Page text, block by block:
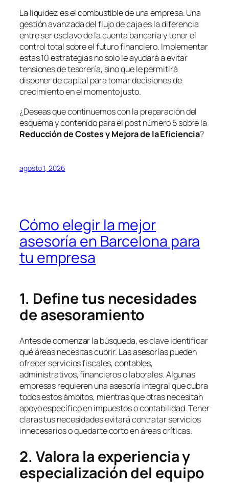
La liquidez es el combustible de una empresa. Una
gestión avanzada del flujo de caja es la diferencia
entre ser esclavo de la cuenta bancaria y tener el
control total sobre el futuro financiero. Implementar
estas 10 estrategias no solo le ayudará a evitar
tensiones de tesorería, sino que le permitirá
disponer de capital para tomar decisiones de
crecimiento en el momento justo.
¿Deseas que continuemos con la preparación del
esquema y contenido para el post número 5 sobre la
Reducción de Costes y Mejora de la Eficiencia?
agosto 1, 2026
Cómo elegir la mejor
asesoría en Barcelona para
tu empresa
1. Define tus necesidades
de asesoramiento
Antes de comenzar la búsqueda, es clave identificar
qué áreas necesitas cubrir. Las asesorías pueden
ofrecer servicios fiscales, contables,
administrativos, financieros o laborales. Algunas
empresas requieren una asesoría integral que cubra
todos estos ámbitos, mientras que otras necesitan
apoyo específico en impuestos o contabilidad. Tener
claras tus necesidades evitará contratar servicios
innecesarios o quedarte corto en áreas críticas.
2. Valora la experiencia y
especialización del equipo